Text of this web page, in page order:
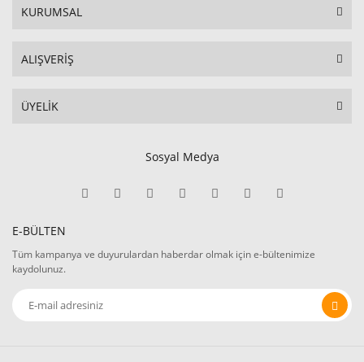
KURUMSAL
ALIŞVERİŞ
ÜYELİK
Sosyal Medya
E-BÜLTEN
Tüm kampanya ve duyurulardan haberdar olmak için e-bültenimize
kaydolunuz.